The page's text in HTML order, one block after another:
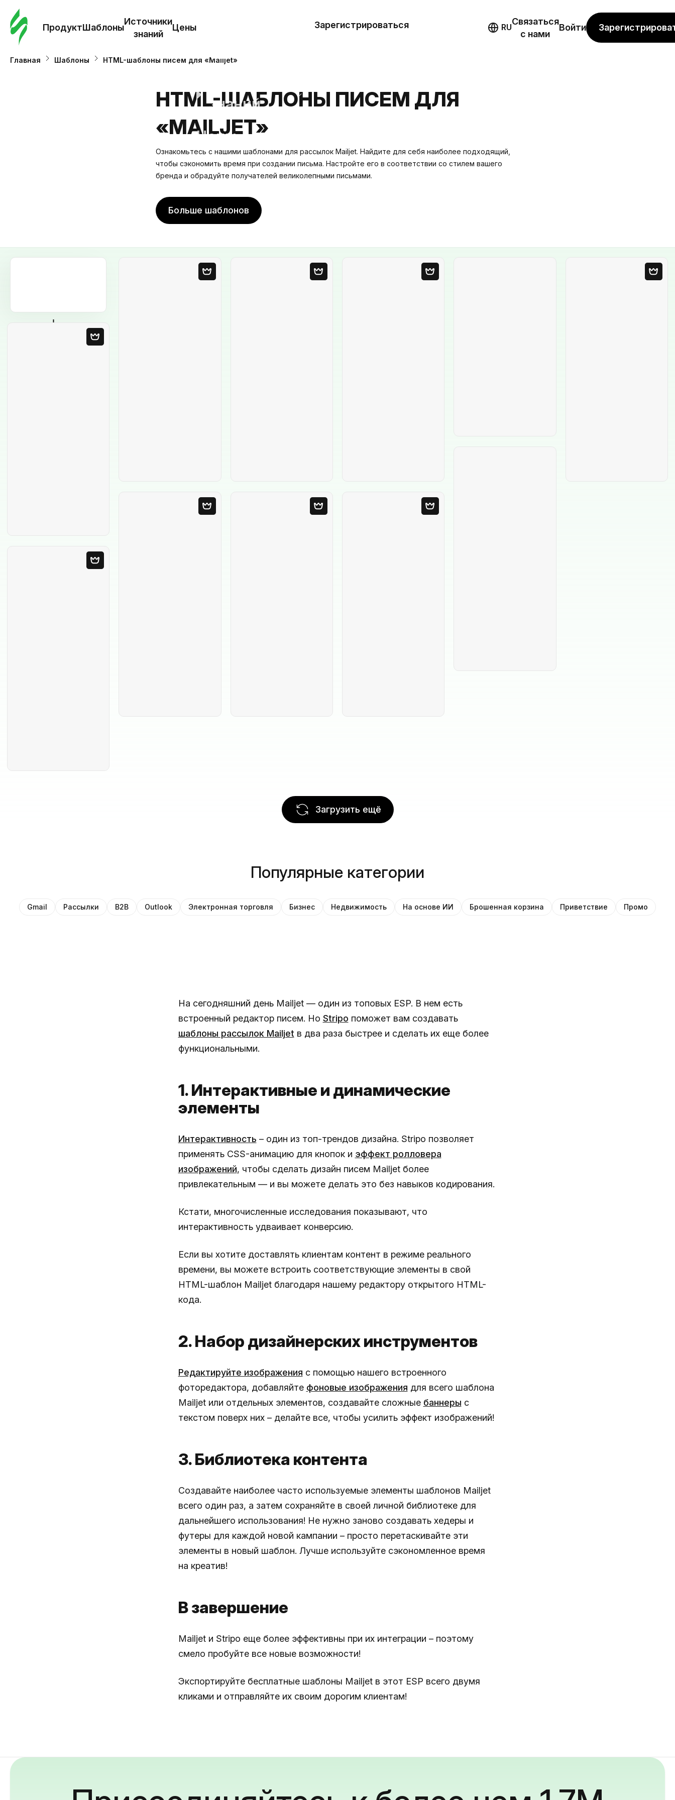
ПродуктШаблоны
Источники
знаний
Цены
Шаблоны
знаний
Цены
Зарегистрироваться RU
Связаться
с нами
Войти
Главная Шаблоны HTML-шаблоны писем для «Mailjet»
HTML-ШАБЛОНЫ ПИСЕМ ДЛЯ
«MAILJET»
Ознакомьтесь с нашими шаблонами для рассылок Mailjet. Найдите для себя наиболее подходящий,
чтобы сэкономить время при создании письма. Настройте его в соответствии со стилем вашего
бренда и обрадуйте получателей великолепными письмами.
Больше шаблонов
Загрузить ещё
Популярные категории
Gmail Рассылки B2B Outlook Электронная торговля Бизнес Недвижимость На основе ИИ Брошенная корзина Приветствие Промо
На сегодняшний день Mailjet — один из топовых ESP. В нем есть
встроенный редактор писем. Но Stripo поможет вам создавать
шаблоны рассылок Mailjet в два раза быстрее и сделать их еще более
функциональными.
1. Интерактивные и динамические
элементы
Интерактивность – один из топ-трендов дизайна. Stripo позволяет
применять CSS-анимацию для кнопок и эффект ролловера
изображений, чтобы сделать дизайн писем Mailjet более
привлекательным — и вы можете делать это без навыков кодирования.
Кстати, многочисленные исследования показывают, что
интерактивность удваивает конверсию.
Если вы хотите доставлять клиентам контент в режиме реального
времени, вы можете встроить соответствующие элементы в свой
HTML-шаблон Mailjet благодаря нашему редактору открытого HTML-
кода.
2. Набор дизайнерских инструментов
Редактируйте изображения с помощью нашего встроенного
фоторедактора, добавляйте фоновые изображения для всего шаблона
Mailjet или отдельных элементов, создавайте сложные баннеры с
текстом поверх них – делайте все, чтобы усилить эффект изображений!
3. Библиотека контента
Создавайте наиболее часто используемые элементы шаблонов Mailjet
всего один раз, а затем сохраняйте в своей личной библиотеке для
дальнейшего использования! Не нужно заново создавать хедеры и
футеры для каждой новой кампании – просто перетаскивайте эти
элементы в новый шаблон. Лучше используйте сэкономленное время
на креатив!
В завершение
Mailjet и Stripo еще более эффективны при их интеграции – поэтому
смело пробуйте все новые возможности!
Экспортируйте бесплатные шаблоны Mailjet в этот ESP всего двумя
кликами и отправляйте их своим дорогим клиентам!